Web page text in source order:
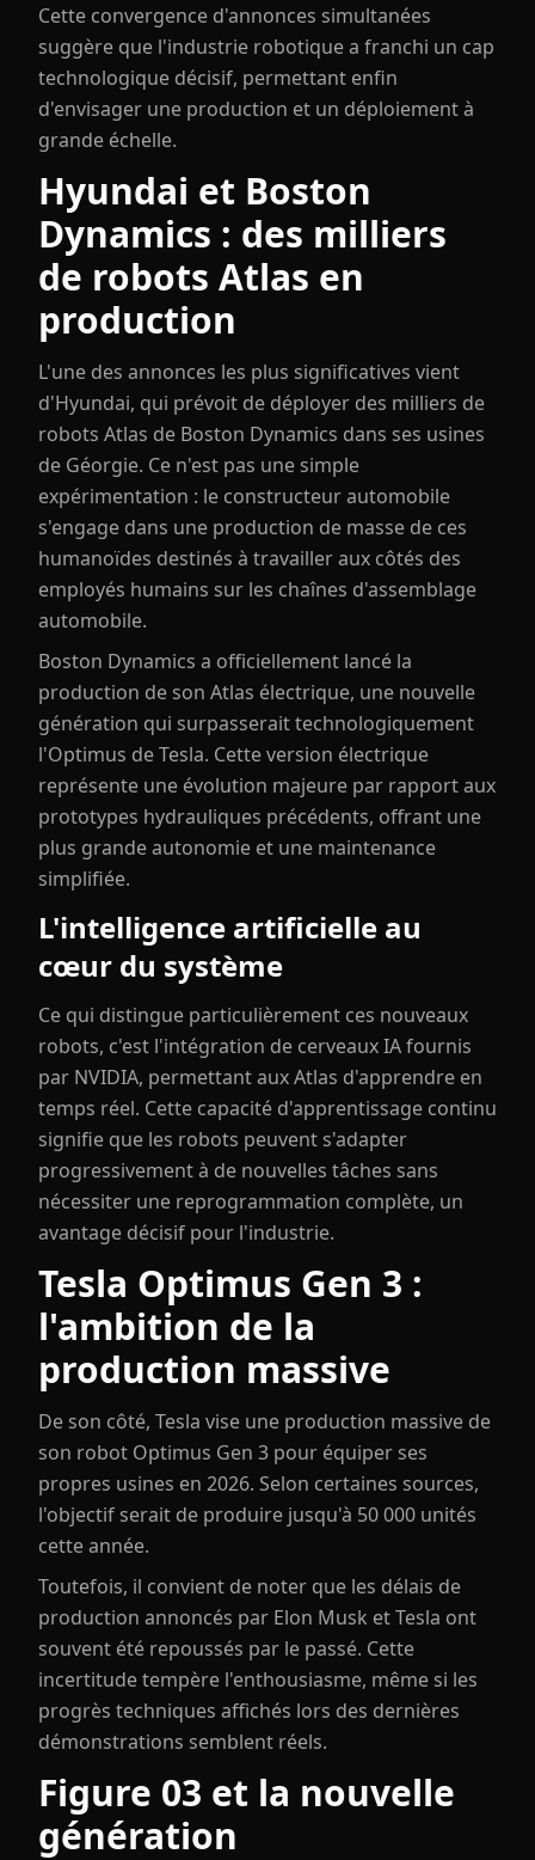
Cette convergence d'annonces simultanées
suggère que l'industrie robotique a franchi un cap
technologique décisif, permettant enfin
d'envisager une production et un déploiement à
grande échelle.
Hyundai et Boston
Dynamics : des milliers
de robots Atlas en
production
L'une des annonces les plus significatives vient
d'Hyundai, qui prévoit de déployer des milliers de
robots Atlas de Boston Dynamics dans ses usines
de Géorgie. Ce n'est pas une simple
expérimentation : le constructeur automobile
s'engage dans une production de masse de ces
humanoïdes destinés à travailler aux côtés des
employés humains sur les chaînes d'assemblage
automobile.
Boston Dynamics a officiellement lancé la
production de son Atlas électrique, une nouvelle
génération qui surpasserait technologiquement
l'Optimus de Tesla. Cette version électrique
représente une évolution majeure par rapport aux
prototypes hydrauliques précédents, offrant une
plus grande autonomie et une maintenance
simplifiée.
L'intelligence artificielle au
cœur du système
Ce qui distingue particulièrement ces nouveaux
robots, c'est l'intégration de cerveaux IA fournis
par NVIDIA, permettant aux Atlas d'apprendre en
temps réel. Cette capacité d'apprentissage continu
signifie que les robots peuvent s'adapter
progressivement à de nouvelles tâches sans
nécessiter une reprogrammation complète, un
avantage décisif pour l'industrie.
Tesla Optimus Gen 3 :
l'ambition de la
production massive
De son côté, Tesla vise une production massive de
son robot Optimus Gen 3 pour équiper ses
propres usines en 2026. Selon certaines sources,
l'objectif serait de produire jusqu'à 50 000 unités
cette année.
Toutefois, il convient de noter que les délais de
production annoncés par Elon Musk et Tesla ont
souvent été repoussés par le passé. Cette
incertitude tempère l'enthousiasme, même si les
progrès techniques affichés lors des dernières
démonstrations semblent réels.
Figure 03 et la nouvelle
génération